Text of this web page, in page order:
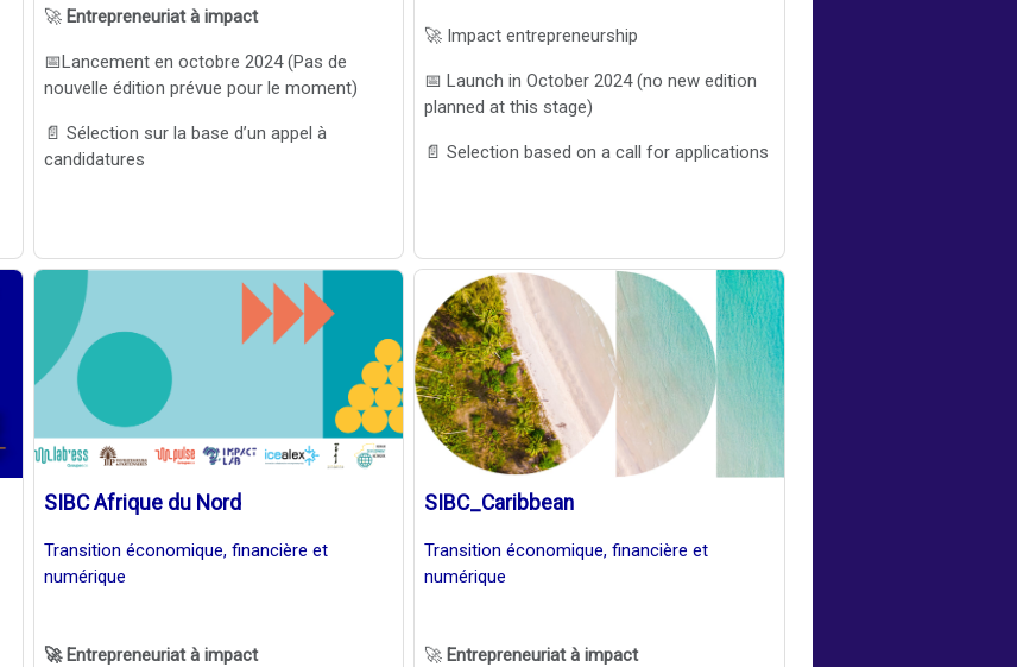
🚀 Entrepreneuriat à impact
📅Lancement en octobre 2024 (Pas de
nouvelle édition prévue pour le moment)
📄 Sélection sur la base d’un appel à
candidatures
🚀 Impact entrepreneurship
📅 Launch in October 2024 (no new edition
planned at this stage)
📄 Selection based on a call for applications
SIBC Afrique du Nord
Transition économique, financière et
numérique
🚀 Entrepreneuriat à impact
SIBC_Caribbean
Transition économique, financière et
numérique
🚀 Entrepreneuriat à impact